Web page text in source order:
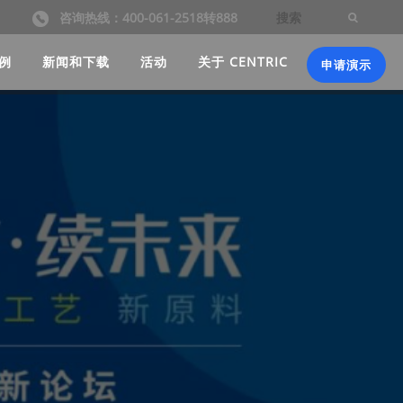
咨询热线：400-061-2518转888
新闻和下载 活动 关于 CENTRIC 申请演示